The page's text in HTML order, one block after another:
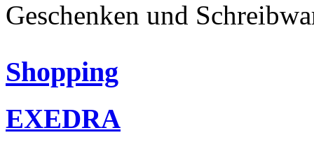
Geschenken und
Shopping
EXEDRA